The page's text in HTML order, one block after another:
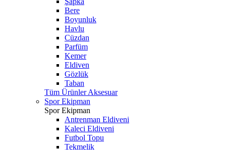
Bere
Boyunluk
Havlu
Cüzdan
Parfüm
Kemer
Eldiven
Gözlük
Taban
Tüm Ürünler Aksesuar
Spor Ekipman
Spor Ekipman
Antrenman Eldiveni
Kaleci Eldiveni
Futbol Topu
Tekmelik